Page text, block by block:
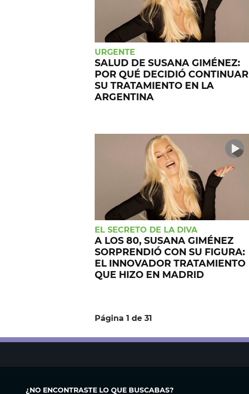
URGENTE
SALUD DE SUSANA GIMÉNEZ:
POR QUÉ DECIDIÓ CONTINUAR
SU TRATAMIENTO EN LA
ARGENTINA
EL SECRETO DE LA DIVA
A LOS 80, SUSANA GIMÉNEZ
SORPRENDIÓ CON SU FIGURA:
EL INNOVADOR TRATAMIENTO
QUE HIZO EN MADRID
Página 1 de 31
¿NO ENCONTRASTE LO QUE BUSCABAS?